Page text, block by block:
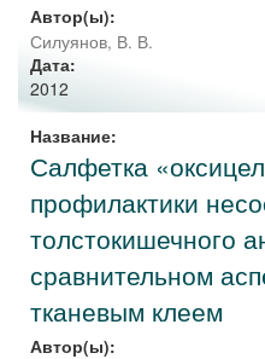
Автор(ы):
Силуянов, В. В.
Дата:
2012
Название:
Салфетка
профилактики
толстокишечного
сравнительном
тканевым клеем
Автор(ы):